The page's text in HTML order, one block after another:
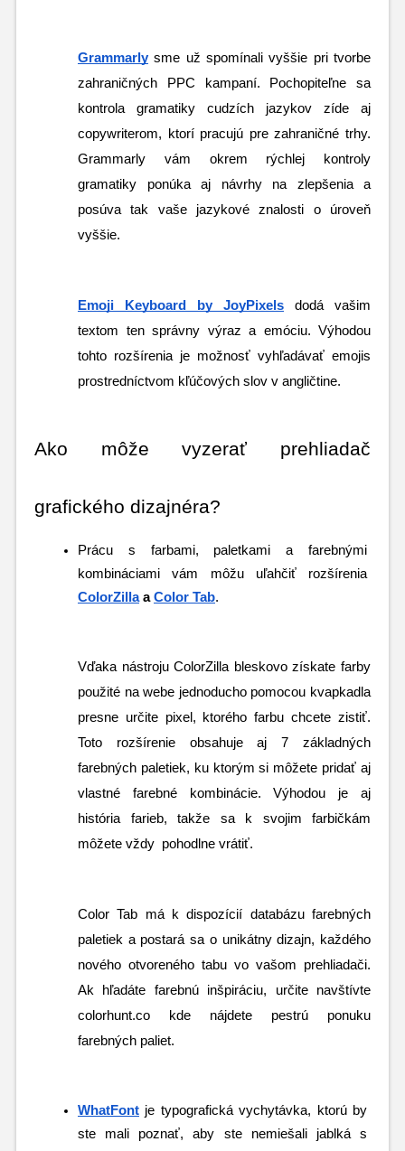
Grammarly sme už spomínali vyššie pri tvorbe
zahraničných PPC kampaní. Pochopiteľne sa
kontrola gramatiky cudzích jazykov zíde aj
copywriterom, ktorí pracujú pre zahraničné trhy.
Grammarly vám okrem rýchlej kontroly
gramatiky ponúka aj návrhy na zlepšenia a
posúva tak vaše jazykové znalosti o úroveň
vyššie.
Emoji Keyboard by JoyPixels dodá vašim
textom ten správny výraz a emóciu. Výhodou
tohto rozšírenia je možnosť vyhľadávať emojis
prostredníctvom kľúčových slov v angličtine.
Ako môže vyzerať prehliadač
grafického dizajnéra?
Prácu s farbami, paletkami a farebnými
ColorZilla a Color Tab.
Vďaka nástroju ColorZilla bleskovo získate farby
použité na webe jednoducho pomocou kvapkadla
presne určite pixel, ktorého farbu chcete zistiť.
Toto rozšírenie obsahuje aj 7 základných
farebných paletiek, ku ktorým si môžete pridať aj
vlastné farebné kombinácie. Výhodou je aj
história farieb, takže sa k svojim farbičkám
môžete vždy  pohodlne vrátiť.
Color Tab má k dispozícií databázu farebných
paletiek a postará sa o unikátny dizajn, každého
nového otvoreného tabu vo vašom prehliadači.
Ak hľadáte farebnú inšpiráciu, určite navštívte
colorhunt.co kde nájdete pestrú ponuku
farebných paliet.
WhatFont je typografická vychytávka, ktorú by
ste mali poznať, aby ste nemiešali jablká s